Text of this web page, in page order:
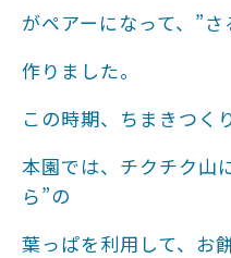
がペアーになって、”
作りました。
この時期、ちまきつく
本園では、チクチク山
ら”の
葉っぱを利用して、お